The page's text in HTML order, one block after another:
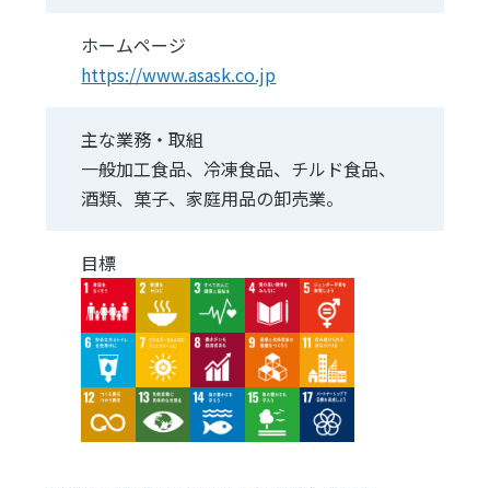
ホームページ
https://www.asask.co.jp
主な業務・取組
一般加工食品、冷凍食品、チルド食品、
酒類、菓子、家庭用品の卸売業。
目標
Image
Image Image Image Image
Image Image Image Image Image
Image Image Image Image Image